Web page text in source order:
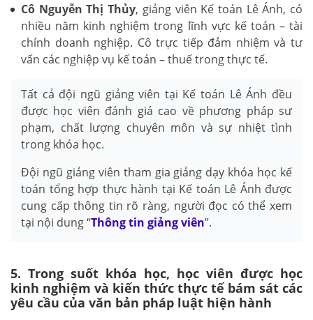
Cô Nguyễn Thị Thủy, giảng viên Kế toán Lê Ánh, có
nhiều năm kinh nghiệm trong lĩnh vực kế toán – tài
chính doanh nghiệp. Cô trực tiếp đảm nhiệm và tư
vấn các nghiệp vụ kế toán – thuế trong thực tế.
Tất cả đội ngũ giảng viên tại Kế toán Lê Ánh đều
được học viên đánh giá cao về phương pháp sư
phạm, chất lượng chuyên môn và sự nhiệt tình
trong khóa học.
Đội ngũ giảng viên tham gia giảng dạy khóa học kế
toán tổng hợp thực hành tại Kế toán Lê Ánh được
cung cấp thông tin rõ ràng, người đọc có thể xem
tại nội dung “Thông tin giảng viên”.
5. Trong suốt khóa học, học viên được học
kinh nghiệm và kiến thức thực tế bám sát các
yêu cầu của văn bản pháp luật hiện hành